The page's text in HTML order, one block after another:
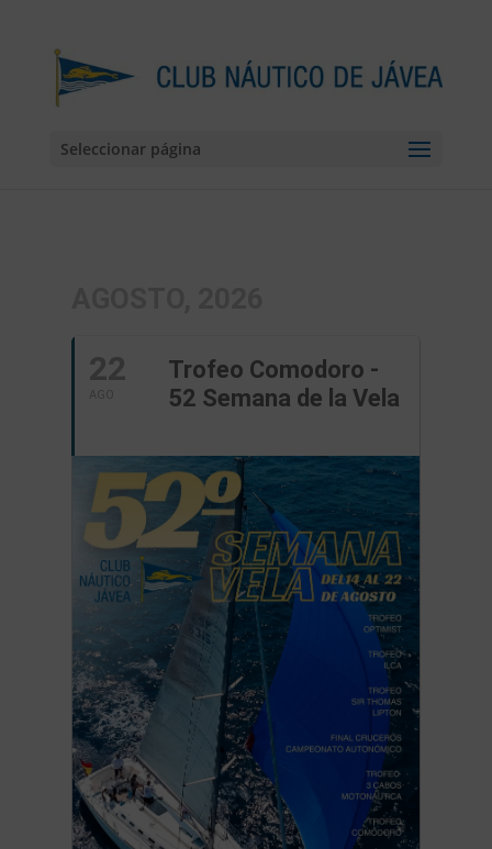
Seleccionar página
22
AGO
Trofeo Comodoro -
52 Semana de la Vela